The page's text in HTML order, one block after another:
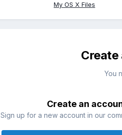
My OS X Files
Create
You
Create an
Sign up for a new account in our